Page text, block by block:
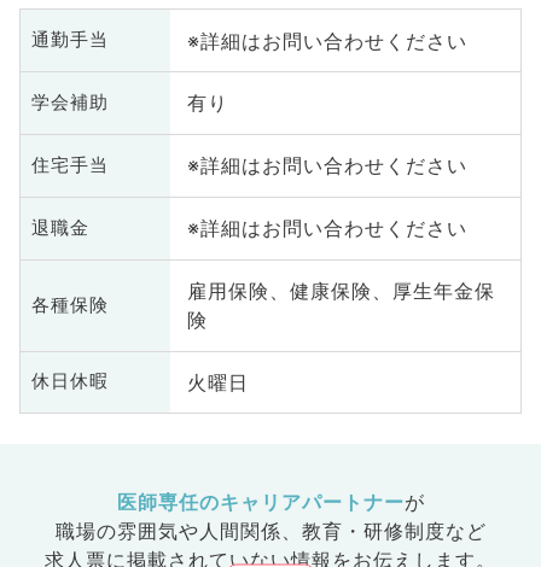
通勤手当 ※詳細はお問い合わせください
学会補助 有り
住宅手当 ※詳細はお問い合わせください
退職金 ※詳細はお問い合わせください
各種保険
雇用保険、健康保険、厚生年金保
険
休日休暇 火曜日
医師専任のキャリアパートナーが
職場の雰囲気や人間関係、 教育・研修制度など
求人票に掲載されていない情報をお伝えします。